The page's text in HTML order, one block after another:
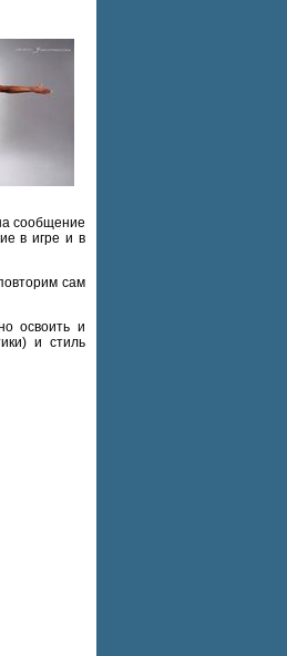
сообщение
в игре и в
сам
освоить и
и стиль